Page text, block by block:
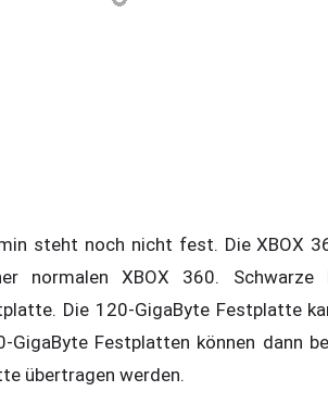
steht noch nicht fest. Die XBOX
normalen XBOX 360. Schwarze
Die 120-GigaByte Festplatte
GigaByte Festplatten können dann
übertragen werden.